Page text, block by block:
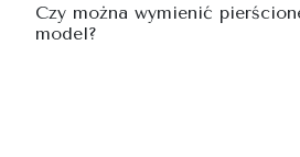
Czy można wymienić
model?